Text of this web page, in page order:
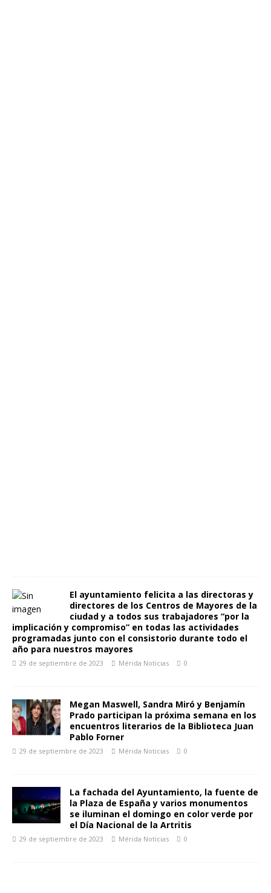
El ayuntamiento felicita a las directoras y
directores de los Centros de Mayores de la
ciudad y a todos sus trabajadores “por la
implicación y compromiso” en todas las actividades
programadas junto con el consistorio durante todo el
año para nuestros mayores
29 de septiembre de 2023 Mérida Noticias 0
Megan Maswell, Sandra Miró y Benjamín
Prado participan la próxima semana en los
encuentros literarios de la Biblioteca Juan
Pablo Forner
29 de septiembre de 2023 Mérida Noticias 0
La fachada del Ayuntamiento, la fuente de
la Plaza de España y varios monumentos
se iluminan el domingo en color verde por
el Día Nacional de la Artritis
29 de septiembre de 2023 Mérida Noticias 0